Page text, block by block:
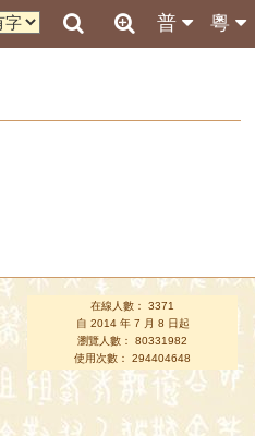
粵
普
在線人數： 3371
自 2014 年 7 月 8 日起
瀏覽人數： 80331982
使用次數： 294404648